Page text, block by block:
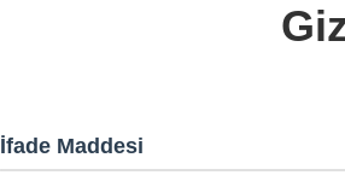
İfade Maddesi